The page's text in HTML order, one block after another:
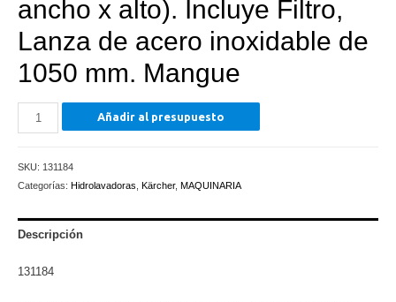
ancho x alto). Incluye Filtro,
Lanza de acero inoxidable de
1050 mm. Mangue
Hidrolavadora
de
fría.
Trifásica.
210
Caudal
Añadir al presupuesto
SKU: 131184
Categorías: Hidrolavadoras Kärcher, MAQUINARIA
Descripción
131184